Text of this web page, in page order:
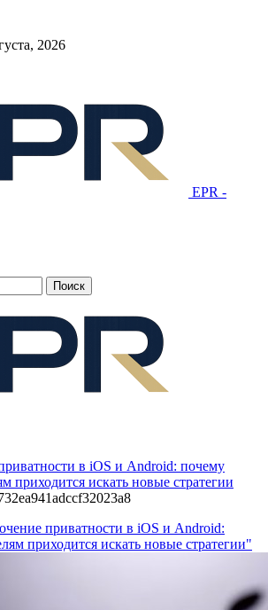
2026
EPR -
в iOS и Android: почему
приходится искать новые стратегии
приватности в iOS и Android:
приходится искать новые стратегии"